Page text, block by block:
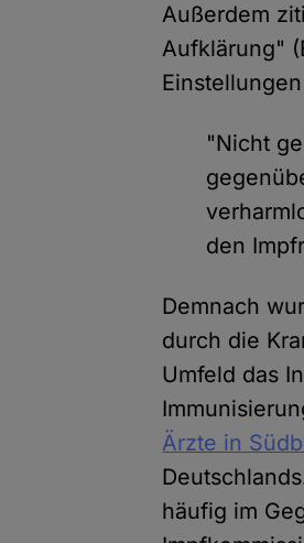
Außerdem
Aufklärung"
"Nicht
den
Demnach
durch die
Umfeld das
Ärzte in
häufig im